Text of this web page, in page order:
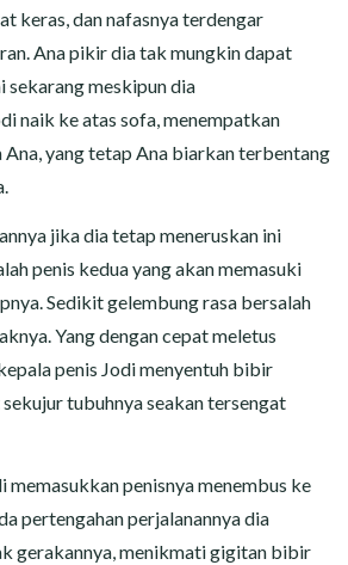
keras, dan nafasnya terdengar
Ana pikir dia tak mungkin dapat
sekarang meskipun dia
naik ke atas sofa, menempatkan
yang tetap Ana biarkan terbentang
jika dia tetap meneruskan ini
penis kedua yang akan memasuki
Sedikit gelembung rasa bersalah
Yang dengan cepat meletus
penis Jodi menyentuh bibir
tubuhnya seakan tersengat
memasukkan penisnya menembus ke
pertengahan perjalanannya dia
gerakannya, menikmati gigitan bibir